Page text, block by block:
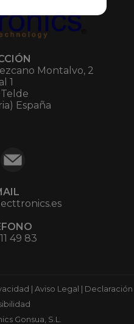
Montalvo, 2
1
España
49 83
Aviso Legal
Declaración
Gonsua, S.L.